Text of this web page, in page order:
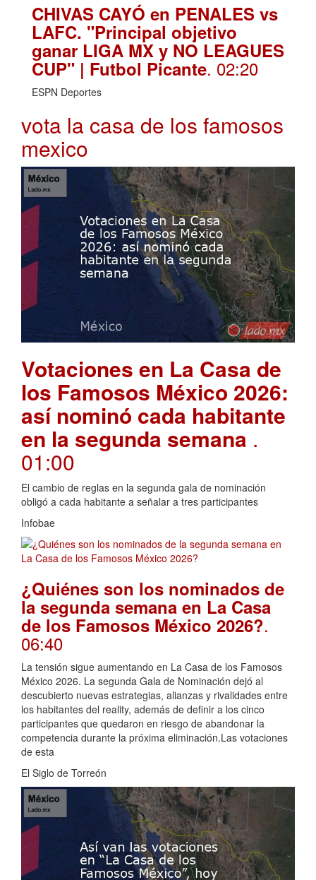
CHIVAS CAYÓ en PENALES vs
LAFC. "Principal objetivo
ganar LIGA MX y NO LEAGUES
CUP" | Futbol Picante. 02:20
ESPN Deportes
vota la casa de los famosos
mexico
Votaciones en La Casa de
los Famosos México 2026:
así nominó cada habitante
en la segunda semana .
01:00
El cambio de reglas en la segunda gala de nominación
obligó a cada habitante a señalar a tres participantes
Infobae
¿Quiénes son los nominados de
la segunda semana en La Casa
de los Famosos México 2026?.
06:40
La tensión sigue aumentando en La Casa de los Famosos
México 2026. La segunda Gala de Nominación dejó al
descubierto nuevas estrategias, alianzas y rivalidades entre
los habitantes del reality, además de definir a los cinco
participantes que quedaron en riesgo de abandonar la
competencia durante la próxima eliminación.Las votaciones
de esta
El Siglo de Torreón